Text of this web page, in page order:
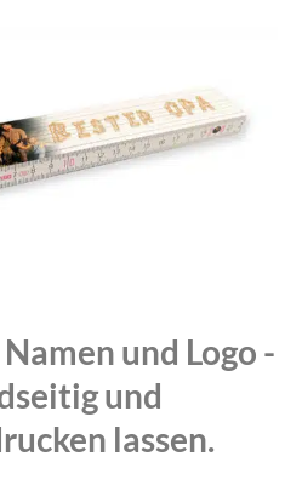
und Logo -
und
lassen.